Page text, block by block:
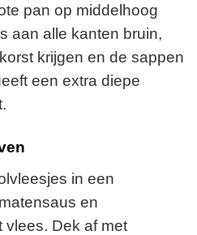
pan op middelhoog
aan alle kanten bruin,
krijgen en de sappen
een extra diepe
in een
en
vlees. Dek af met